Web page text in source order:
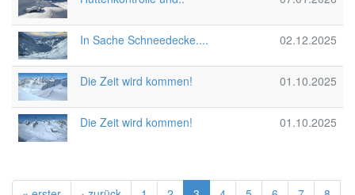
In Sache Schneedecke.... 02.12.2025
Die Zeit wird kommen! 01.10.2025
Die Zeit wird kommen! 01.10.2025